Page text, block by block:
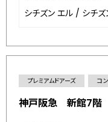
シチズン エル / シチズ
プレミアムドアーズ コ
神戸阪急 新館7階